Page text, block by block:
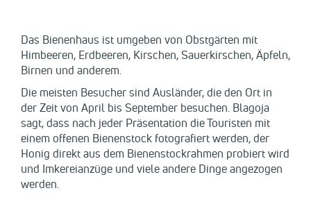
Das Bienenhaus ist umgeben von Obstgärten mit
Himbeeren, Erdbeeren, Kirschen, Sauerkirschen, Äpfeln,
Birnen und anderem.
Die meisten Besucher sind Ausländer, die den Ort in
der Zeit von April bis September besuchen. Blagoja
sagt, dass nach jeder Präsentation die Touristen mit
einem offenen Bienenstock fotografiert werden, der
Honig direkt aus dem Bienenstockrahmen probiert wird
und Imkereianzüge und viele andere Dinge angezogen
werden.